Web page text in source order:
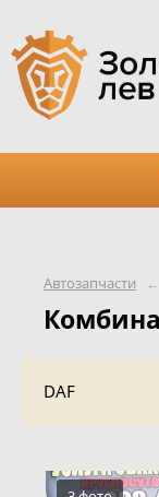
Автозапчасти ←
DAF